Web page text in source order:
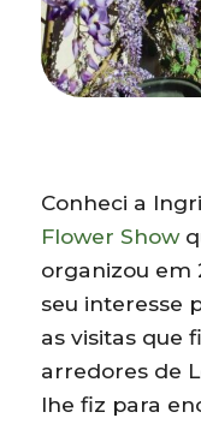
Conheci a
Flower Show
organizou em
seu interesse
as visitas que
arredores de
lhe fiz para